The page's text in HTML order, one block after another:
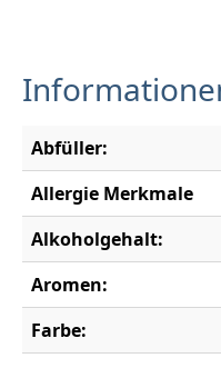
Abfüller:
Allergie Merkmale
Alkoholgehalt:
Aromen:
Farbe: